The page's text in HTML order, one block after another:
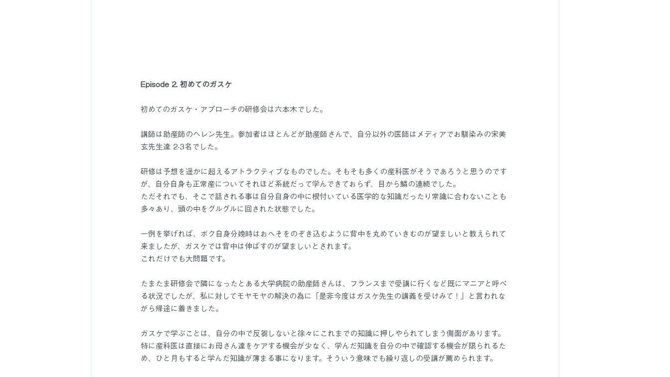
Episode 2. 初めてのガスケ
初めてのガスケ・アプローチの研修会は六本木でした。
講師は助産師のヘレン先生。参加者はほとんどが助産師さんで、自分以外の医師はメディアでお馴染みの宋美
玄先生達 2-3名でした。
研修は予想を遥かに超えるアトラクティブなものでした。そもそも多くの産科医がそうであろうと思うのです
が、自分自身も正常産についてそれほど系統だって学んできておらず、目から鱗の連続でした。
ただそれでも、そこで話される事は自分自身の中に根付いている医学的な知識だったり常識に合わないことも
多々あり、頭の中をグルグルに回された状態でした。
一例を挙げれば、ボク自身分娩時はおへそをのぞき込むように背中を丸めていきむのが望ましいと教えられて
来ましたが、ガスケでは背中は伸ばすのが望ましいとされます。
これだけでも大問題です。
たまたま研修会で隣になったとある大学病院の助産師さんは、フランスまで受講に行くなど既にマニアと呼べ
る状況でしたが、私に対してモヤモヤの解決の為に「是非今度はガスケ先生の講義を受けみて！」と言われな
がら帰途に着きました。
ガスケで学ぶことは、自分の中で反芻しないと徐々にこれまでの知識に押しやられてしまう側面があります。
特に産科医は直接にお母さん達をケアする機会が少なく、学んだ知識を自分の中で確認する機会が限られるた
め、ひと月もすると学んだ知識が薄まる事になります。そういう意味でも繰り返しの受講が薦められます。